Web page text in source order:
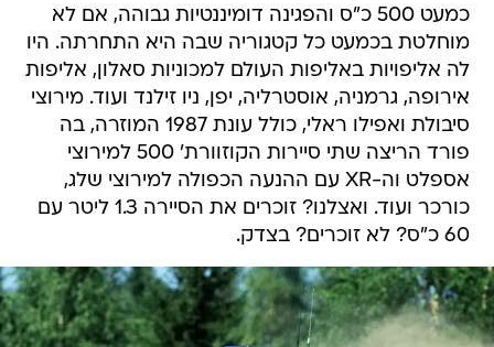
כמעט 500 כ"ס והפגינה דומיננטיות גבוהה, אם לא
מוחלטת בכמעט כל קטגוריה שבה היא התחרתה. היו
לה אליפויות באליפות העולם למכוניות סאלון, אליפות
אירופה, גרמניה, אוסטרליה, יפן, ניו זילנד ועוד. מירוצי
סיבולת ואפילו ראלי, כולל עונת 1987 המוזרה, בה
פורד הריצה שתי סיירות הקוזוורת' 500 למירוצי
אספלט וה-XR עם ההנעה הכפולה למירוצי שלג,
כורכר ועוד. ואצלנו? זוכרים את הסיירה 1.3 ליטר עם
60 כ"ס? לא זוכרים? בצדק.